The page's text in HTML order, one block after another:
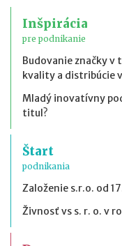
Inšpirácia
pre podnikanie
Budovanie značky v
kvality a distribúcie
Mladý inovatívny
titul?
Štart
podnikania
Založenie s.r.o. od
Živnosť vs s. r. o. v